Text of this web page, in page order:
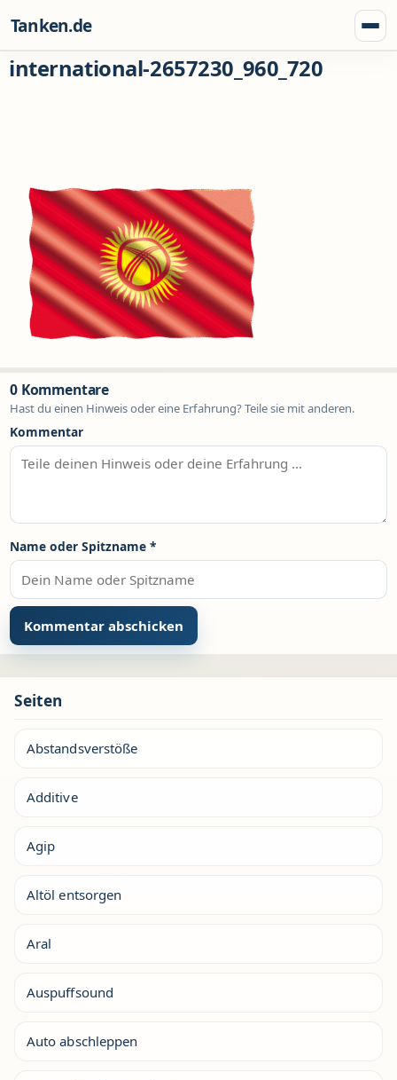
Tanken.de
international-2657230_960_720
0 Kommentare
Hast du einen Hinweis oder eine Erfahrung? Teile sie mit anderen.
Kommentar
Name oder Spitzname *
Seiten
Abstandsverstöße
Additive
Agip
Altöl entsorgen
Aral
Auspuffsound
Auto abschleppen